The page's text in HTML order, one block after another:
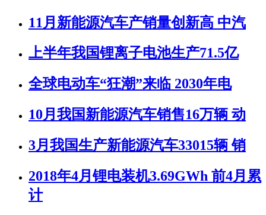
11月新能源汽车产销量创新高 中汽
上半年我国锂离子电池生产71.5亿
全球电动车“狂潮”来临 2030年电
10月我国新能源汽车销售16万辆 动
3月我国生产新能源汽车33015辆 销
2018年4月锂电装机3.69GWh 前4月累
计